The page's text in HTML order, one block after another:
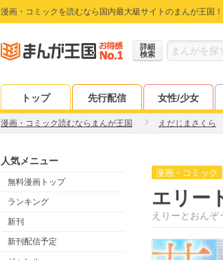
漫画・コミックを読むなら国内最大級サイトのまんが王国！
詳細
検索
トップ 先行配信 女性/少女
漫画・コミック読むならまんが王国 えだじまさくら
人気メニュー
無料漫画トップ
ランキング
新刊
新刊配信予定
漫画・コミック
エリー
えりーとおんぞ